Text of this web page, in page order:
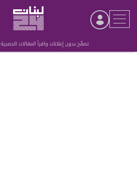
تصفّح بدون إعلانات واقرأ المقالات الحصرية
Advertisement